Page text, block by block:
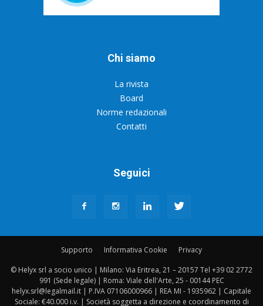
Chi siamo
La rivista
Board
Norme redazionali
Contatti
Seguici
Supporto Informativa Cookie
Privacy
© Helyx srl a socio unico | Milano: Via Eritrea, 21 – 20157 Tel +39 02 2772
991 (Sede legale) | Roma: Viale dell'Arte, 25 - 00144 PEC
helyx.srl@legalmail.it | P.IVA 07106000966 | REA MI - 1935962 | Capitale
Sociale: €40.000 i.v. | Società soggetta a direzione e coordinamento di